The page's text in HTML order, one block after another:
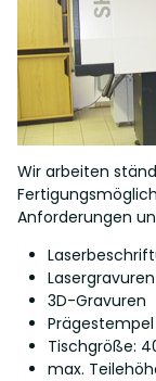
Wir arbeiten
Anforderungen
Lasergravuren
3D-Gravuren
Prägestempel
Tischgröße:
max.